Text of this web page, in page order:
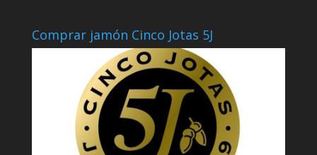
Comprar jamón Cinco Jotas 5J